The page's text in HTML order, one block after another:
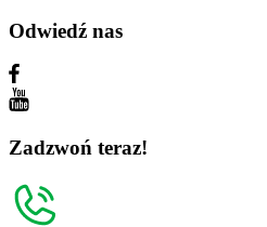
Odwiedź nas
Zadzwoń teraz!